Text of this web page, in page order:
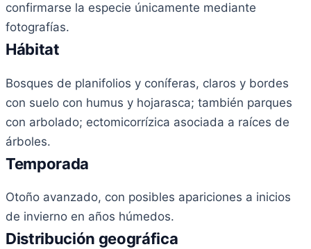
confirmarse la especie únicamente mediante
fotografías.
Hábitat
Bosques de planifolios y coníferas, claros y bordes
con suelo con humus y hojarasca; también parques
con arbolado; ectomicorrízica asociada a raíces de
árboles.
Temporada
Otoño avanzado, con posibles apariciones a inicios
de invierno en años húmedos.
Distribución geográfica